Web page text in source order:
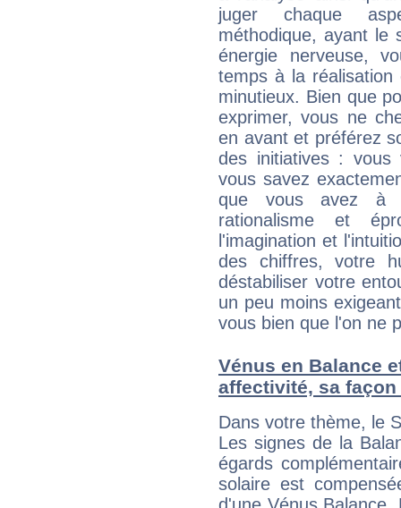
juger chaque
méthodique, ayant le
énergie nerveuse,
temps à la réalisation
minutieux. Bien que
exprimer, vous ne
en avant et préférez
des initiatives : vous
vous savez
que vous avez à
rationalisme et
l'imagination et
des chiffres, votre
déstabiliser votre
un peu moins
vous bien que l'on ne
Vénus en Balance
affectivité, sa
Dans votre thème, le
Les signes de la
égards
solaire est